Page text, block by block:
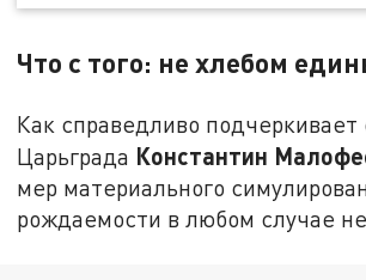
Что с того: не хлебом
Как справедливо подчеркивает
Царьграда Константин
мер материального
рождаемости в любом случае